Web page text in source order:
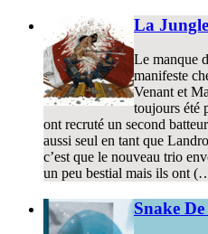
La
Le manque
manifeste
Venant et
toujours été
ont recruté un second
aussi seul en tant que
c’est que le nouveau trio
un peu bestial mais ils ont
Snake